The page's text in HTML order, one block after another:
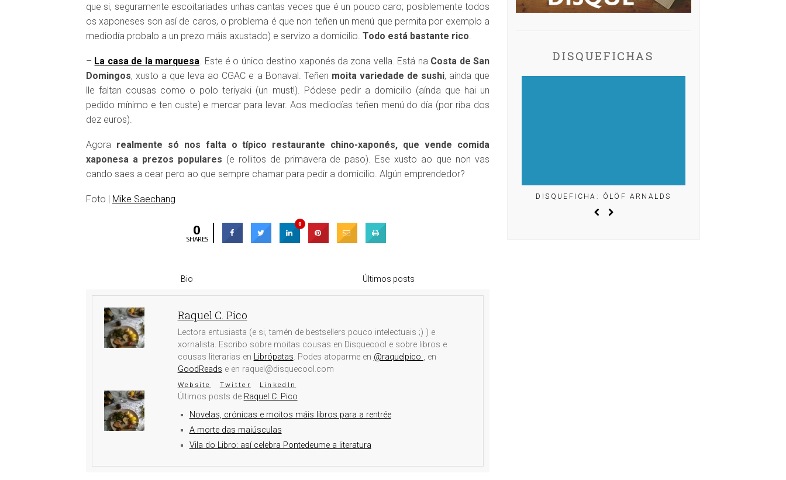
que si, seguramente escoitariades unhas cantas veces que é un pouco caro; posiblemente todos
os xaponeses son así de caros, o problema é que non teñen un menú que permita por exemplo a
mediodía probalo a un prezo máis axustado) e servizo a domicilio. Todo está bastante rico.
– La casa de la marquesa. Este é o único destino xaponés da zona vella. Está na Costa de San
Domingos, xusto a que leva ao CGAC e a Bonaval. Teñen moita variedade de sushi, aínda que
lle faltan cousas como o polo teriyaki (un must!). Pódese pedir a domicilio (aínda que hai un
pedido mínimo e ten custe) e mercar para levar. Aos mediodías teñen menú do día (por riba dos
dez euros).
Agora realmente só nos falta o típico restaurante chino-xaponés, que vende comida
xaponesa a prezos populares (e rollitos de primavera de paso). Ese xusto ao que non vas
cando saes a cear pero ao que sempre chamar para pedir a domicilio. Algún emprendedor?
Foto | Mike Saechang
0
SHARES
0
Bio Últimos posts
Raquel C. Pico
Lectora entusiasta (e si, tamén de bestsellers pouco intelectuais ;) ) e
xornalista. Escribo sobre moitas cousas en Disquecool e sobre libros e
cousas literarias en Librópatas. Podes atoparme en @raquelpico , en
GoodReads e en raquel@disquecool.com
Website Twitter LinkedIn
Últimos posts de Raquel C. Pico
Novelas, crónicas e moitos máis libros para a rentrée
A morte das maiúsculas
Vila do Libro: así celebra Pontedeume a literatura
DISQUEFICHAS
DISQUEFICHA: ÓLÖF ARNALDS